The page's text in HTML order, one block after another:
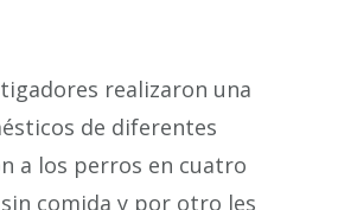
realizaron una
de diferentes
a los perros en cuatro
comida y por otro les